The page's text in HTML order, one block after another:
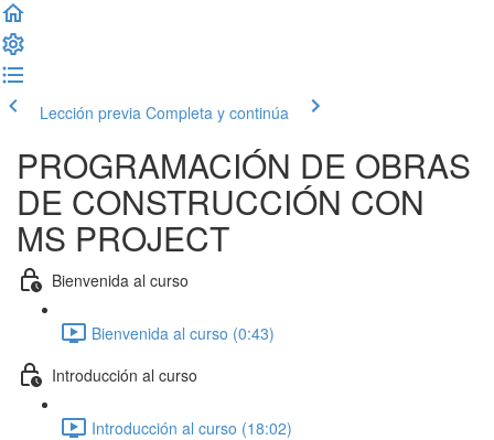
Lección previa Completa y continúa
PROGRAMACIÓN DE OBRAS
DE CONSTRUCCIÓN CON
MS PROJECT
Bienvenida al curso
Bienvenida al curso (0:43)
Introducción al curso
Introducción al curso (18:02)